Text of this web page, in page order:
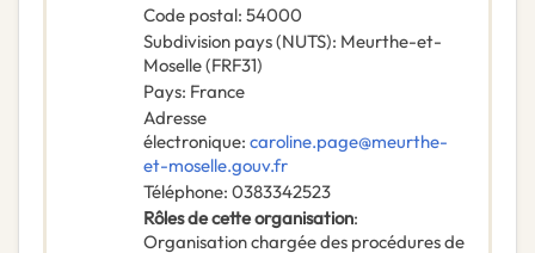
Code postal: 54000
Subdivision pays (NUTS): Meurthe-et-
Moselle(FRF31)
Pays: France
Adresse
électronique: caroline.page@meurthe-
et-moselle.gouv.fr
Téléphone: 0383342523
Rôles de cette organisation:
Organisation chargée des procédures de